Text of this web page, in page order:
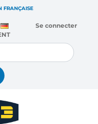
FRANÇAISE
Se connecter